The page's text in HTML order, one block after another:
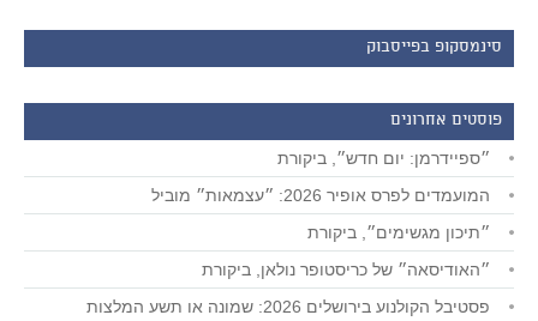
סינמסקופ בפייסבוק
פוסטים אחרונים
״ספיידרמן: יום חדש״, ביקורת
המועמדים לפרס אופיר 2026: ״עצמאות״ מוביל
״תיכון מגשימים״, ביקורת
״האודיסאה״ של כריסטופר נולאן, ביקורת
פסטיבל הקולנוע בירושלים 2026: שמונה או תשע המלצות